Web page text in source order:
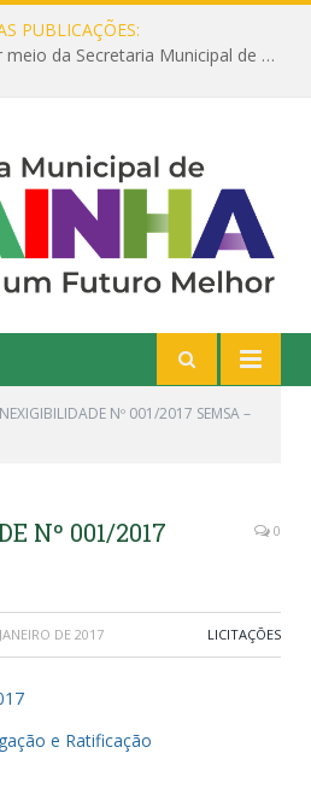
PUBLICAÇÕES:
Prefeitura de Prainha, por meio da Secretaria Municipal de Educação, abre 354 vagas na área da Educação para 2025 com processo seletivo simplificado
Nº 001/2017 SEMSA –
Nº 001/2017
0
DE 2017 LICITAÇÕES
e Ratificação